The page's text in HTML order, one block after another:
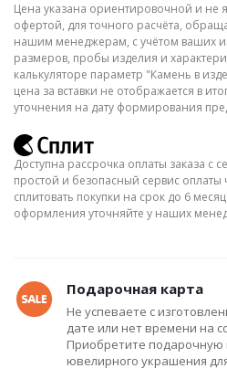
Цена указана ориентировочной и не
офертой, для точного расчёта,
нашим менеджерам, с учётом ваших
размеров, пробы изделия и
калькуляторе параметр "Камень в
цена за вставки не отображается в
уточнения на дату формирования
Доступна рассрочка оплаты заказа с
простой и безопасный сервис
сплитовать покупки на срок до 6
оформления уточняйте у наших
Подарочная карта
Не успеваете с
дате или нет времени на
Приобретите подарочную
ювелирного украшения